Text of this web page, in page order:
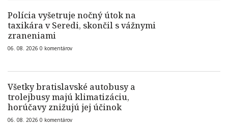
Polícia vyšetruje nočný útok na
taxikára v Seredi, skončil s vážnymi
zraneniami
06. 08. 2026 0 komentárov
Všetky bratislavské autobusy a
trolejbusy majú klimatizáciu,
horúčavy znižujú jej účinok
06. 08. 2026 0 komentárov